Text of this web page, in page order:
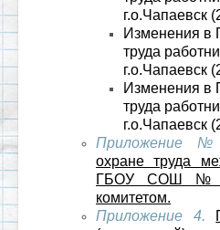
г.о.Чапаевск
Изменения в
труда
г.о.Чапаевск
Изменения в
труда
г.о.Чапаевск
Приложение
охране труда
ГБОУ СОШ
комитетом.
Приложение 4.